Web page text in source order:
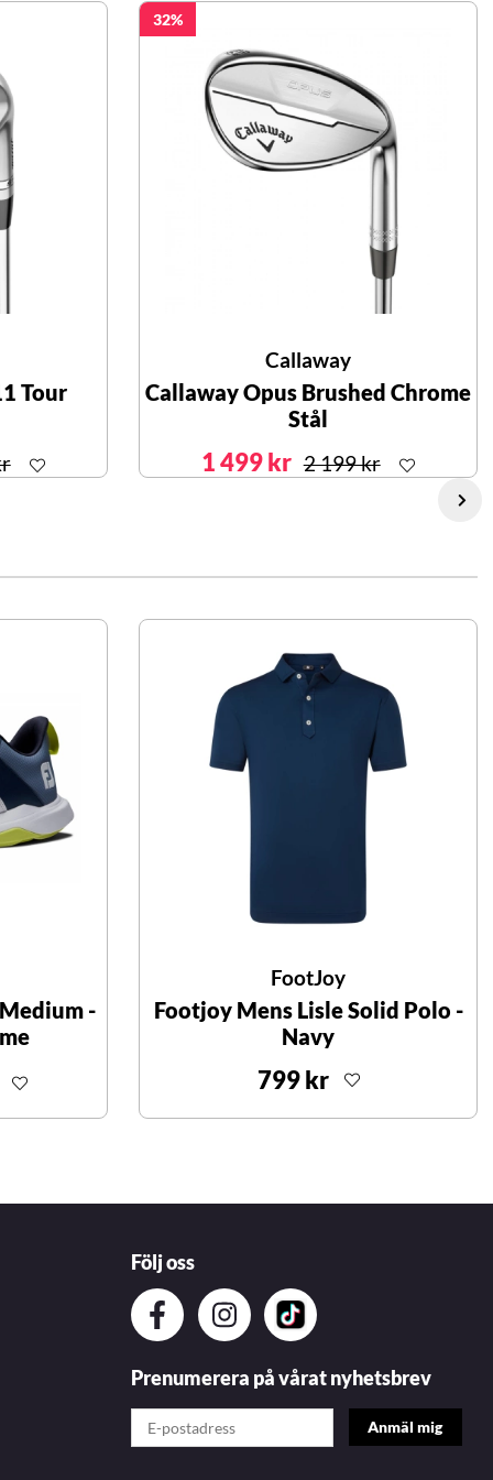
Tour
32
Callaway
Callaway Opus Brushed Chrome
Stål
1 499 kr 2 199 kr
-
FootJoy
Footjoy Mens Lisle Solid Polo -
Navy
799 kr
Följ oss
Prenumerera på vårat nyhetsbrev